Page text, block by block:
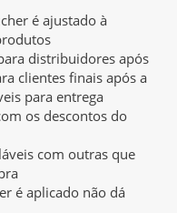
é ajustado à
distribuidores após
clientes finais após a
para entrega
os descontos do
com outras que
é aplicado não dá